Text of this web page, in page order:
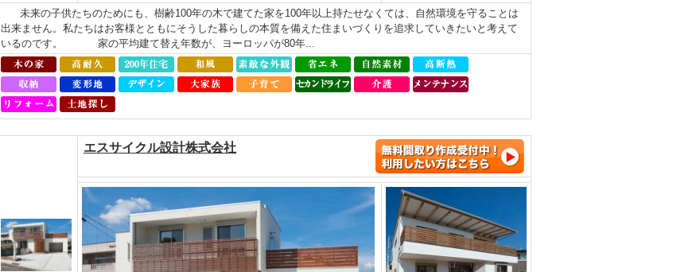
未来の子供たちのためにも、樹齢100年の木で建てた家を100年以上持たせなくては、自然環境を守ることは
出来ません。私たちはお客様とともにそうした暮らしの本質を備えた住まいづくりを追求していきたいと考えて
いるのです。 家の平均建て替え年数が、ヨーロッパが80年...
エスサイクル設計株式会社